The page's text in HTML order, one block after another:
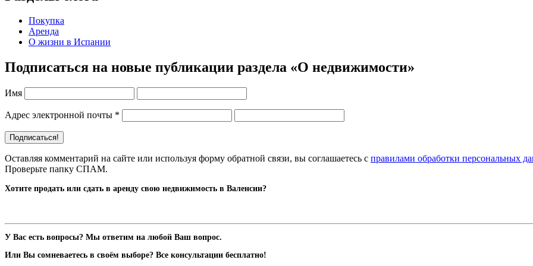
Покупка
Аренда
О жизни в Испании
Подписаться на новые публикации раздела «О недвижимости»
Имя
Адрес электронной почты *
Оставляя комментарий на сайте или используя форму обратной связи, вы соглашаетесь с правилами обработки персональных
Проверьте папку СПАМ.
Хотите продать или сдать в аренду свою недвижимость в Валенсии?
У Вас есть вопросы? Мы ответим на любой Ваш вопрос.
Или Вы сомневаетесь в своём выборе? Все консультации бесплатно!